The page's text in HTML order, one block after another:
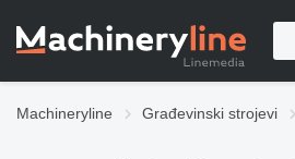
Machineryline Građevinski strojevi